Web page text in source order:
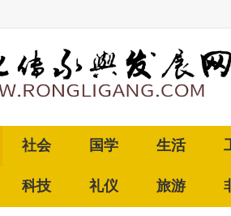
社会 国学 生活
科技 礼仪 旅游